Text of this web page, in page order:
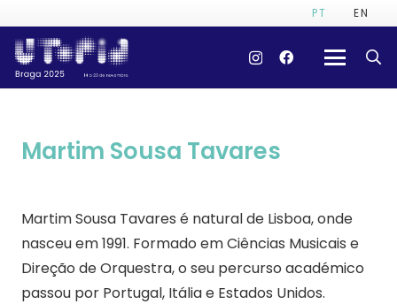
PT EN
Martim Sousa Tavares
Martim Sousa Tavares é natural de Lisboa, onde
nasceu em 1991. Formado em Ciências Musicais e
Direção de Orquestra, o seu percurso académico
passou por Portugal, Itália e Estados Unidos.